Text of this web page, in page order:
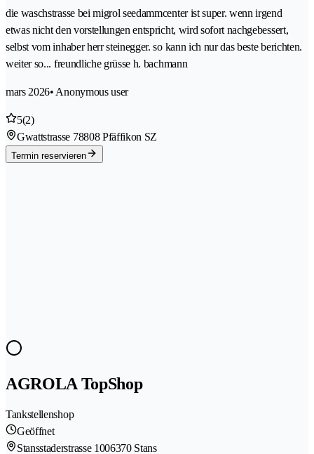
die waschstrasse bei migrol seedammcenter ist super. wenn irgend
etwas nicht den vorstellungen entspricht, wird sofort nachgebessert,
selbst vom inhaber herr steinegger. so kann ich nur das beste berichten.
weiter so... freundliche grüsse h. bachmann
mars 2026• Anonymous user
5(2)
Gwattstrasse 78808 Pfäffikon SZ
Termin reservieren
AGROLA TopShop
Tankstellenshop
Geöffnet
Stansstaderstrasse 1006370 Stans